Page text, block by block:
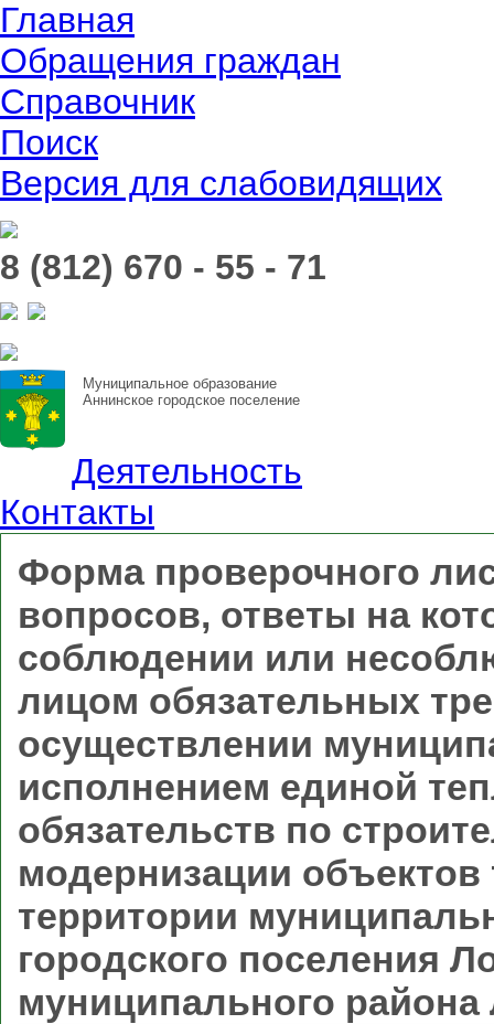
Главная
Обращения граждан
Справочник
Поиск
Версия для слабовидящих
8 (812) 670 - 55 - 71
Муниципальное образование
Аннинское городское поселение
Деятельность
Контакты
Форма проверочного
вопросов, ответы на
соблюдении или
лицом обязательных
осуществлении
исполнением единой
обязательств по
модернизации
территории
городского поселения
муниципального района